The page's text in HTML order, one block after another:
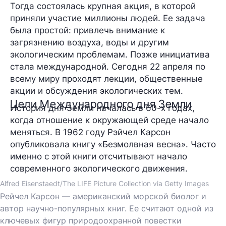
Тогда состоялась крупная акция, в которой
приняли участие миллионы людей. Ее задача
была простой: привлечь внимание к
загрязнению воздуха, воды и другим
экологическим проблемам. Позже инициатива
стала международной. Сегодня 22 апреля по
всему миру проходят лекции, общественные
акции и обсуждения экологических тем.
Цели Международного дня Земли
История дня Земли началась в 60-х годах,
когда отношение к окружающей среде начало
меняться. В 1962 году Рэйчел Карсон
опубликовала книгу «Безмолвная весна». Часто
именно с этой книги отсчитывают начало
современного экологического движения.
Alfred Eisenstaedt/The LIFE Picture Collection via Getty Images
Рейчел Карсон — американский морской биолог и
автор научно-популярных книг. Ее считают одной из
ключевых фигур природоохранной повестки